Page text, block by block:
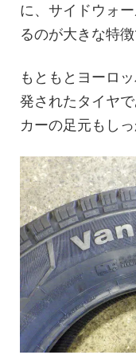
に、サイドウォ
るのが大きな特徴
もともとヨーロ
発されたタイヤ
カーの足元もし